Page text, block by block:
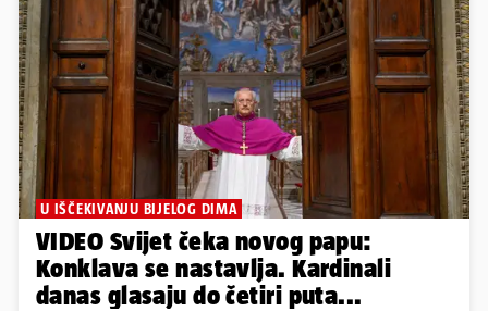
U IŠČEKIVANJU BIJELOG DIMA
VIDEO Svijet čeka novog papu:
Konklava se nastavlja. Kardinali
danas glasaju do četiri puta...